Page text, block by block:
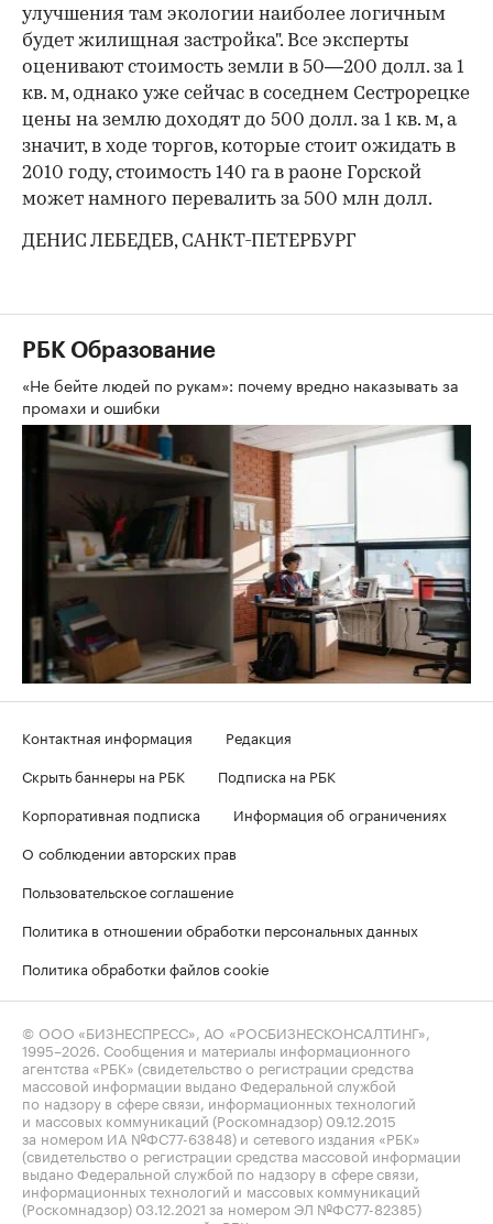
улучшения там экологии наиболее логичным
будет жилищная застройка". Все эксперты
оценивают стоимость земли в 50—200 долл. за 1
кв. м, однако уже сейчас в соседнем Сестрорецке
цены на землю доходят до 500 долл. за 1 кв. м, а
значит, в ходе торгов, которые стоит ожидать в
2010 году, стоимость 140 га в раоне Горской
может намного перевалить за 500 млн долл.
ДЕНИС ЛЕБЕДЕВ, САНКТ-ПЕТЕРБУРГ
РБК Образование
«Не бейте людей по рукам»: почему вредно наказывать за
промахи и ошибки
Контактная информация
Редакция
Скрыть баннеры на РБК
Подписка на РБК
Корпоративная подписка
Информация об ограничениях
О соблюдении авторских прав
Пользовательское соглашение
Политика в отношении обработки персональных данных
Политика обработки файлов cookie
© ООО «БИЗНЕСПРЕСС», АО «РОСБИЗНЕСКОНСАЛТИНГ»,
1995–2026. Сообщения и материалы информационного
агентства «РБК» (свидетельство о регистрации средства
массовой информации выдано Федеральной службой
по надзору в сфере связи, информационных технологий
и массовых коммуникаций (Роскомнадзор) 09.12.2015
за номером ИА №ФС77-63848) и сетевого издания «РБК»
(свидетельство о регистрации средства массовой информации
выдано Федеральной службой по надзору в сфере связи,
информационных технологий и массовых коммуникаций
(Роскомнадзор) 03.12.2021 за номером ЭЛ №ФС77-82385)